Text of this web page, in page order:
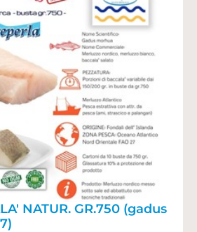
NATUR. GR.750 (gadus